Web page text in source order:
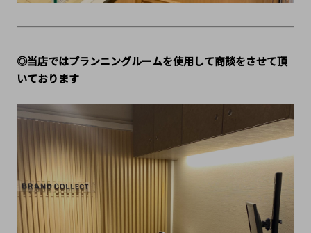
◎当店ではプランニングルームを使用して商談をさせて頂
いております